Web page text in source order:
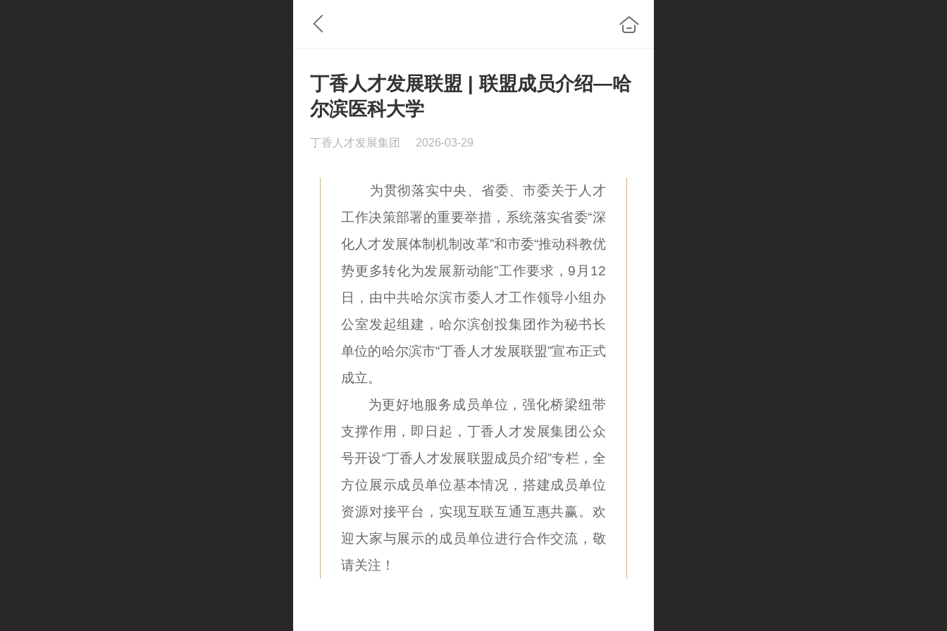
丁香人才发展联盟 | 联盟成员介绍—哈
尔滨医科大学
丁香人才发展集团 2026-03-29
为贯彻落实中央、省委、市委关于人才
工作决策部署的重要举措，系统落实省委“深
化人才发展体制机制改革”和市委“推动科教优
势更多转化为发展新动能”工作要求，9月12
日，由中共哈尔滨市委人才工作领导小组办
公室发起组建，哈尔滨创投集团作为秘书长
单位的哈尔滨市“丁香人才发展联盟”宣布正式
成立。
为更好地服务成员单位，强化桥梁纽带
支撑作用，即日起，丁香人才发展集团公众
号开设“丁香人才发展联盟成员介绍”专栏，全
方位展示成员单位基本情况，搭建成员单位
资源对接平台，实现互联互通互惠共赢。欢
迎大家与展示的成员单位进行合作交流，敬
请关注！